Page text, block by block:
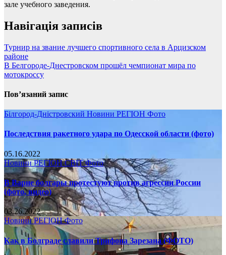
зале учебного заведения.
Навігація записів
Турнир на звание лучшего спортивного села в Арцизском
районе
В Белгороде-Днестровском прошёл чемпионат мира по
мотокроссу
Пов’язаний запис
Білгород-Дністровский Новини РЕГІОН Фото
Последствия ракетного удара по Одесской области (фото)
05.16.2022
НовиниРЕГІОНСВІТФото
В Варне болгары протестуют против агрессии России
(фото, видео)
03.26.2022
НовиниРЕГІОНФото
Как в Болграде славили Трифона Зарезана (ФОТО)